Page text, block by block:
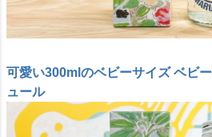
可愛い300mlのベビーサイズ ベビ
ュール